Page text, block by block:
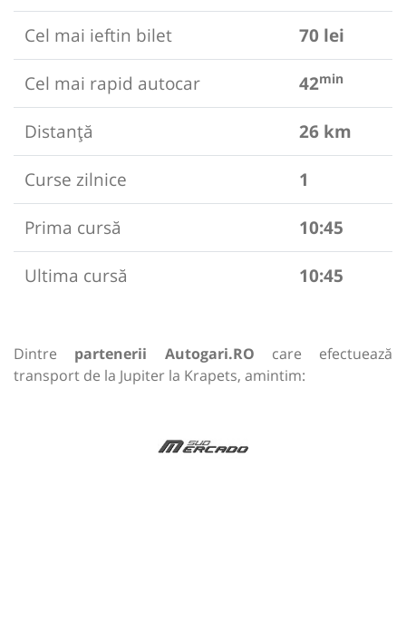
Cel mai ieftin bilet
70 lei
Cel mai rapid autocar
42min
Distanță
26 km
Curse zilnice
1
Prima cursă
10:45
Ultima cursă
10:45
Dintre partenerii Autogari.RO care efectuează
transport de la Jupiter la Krapets, amintim: